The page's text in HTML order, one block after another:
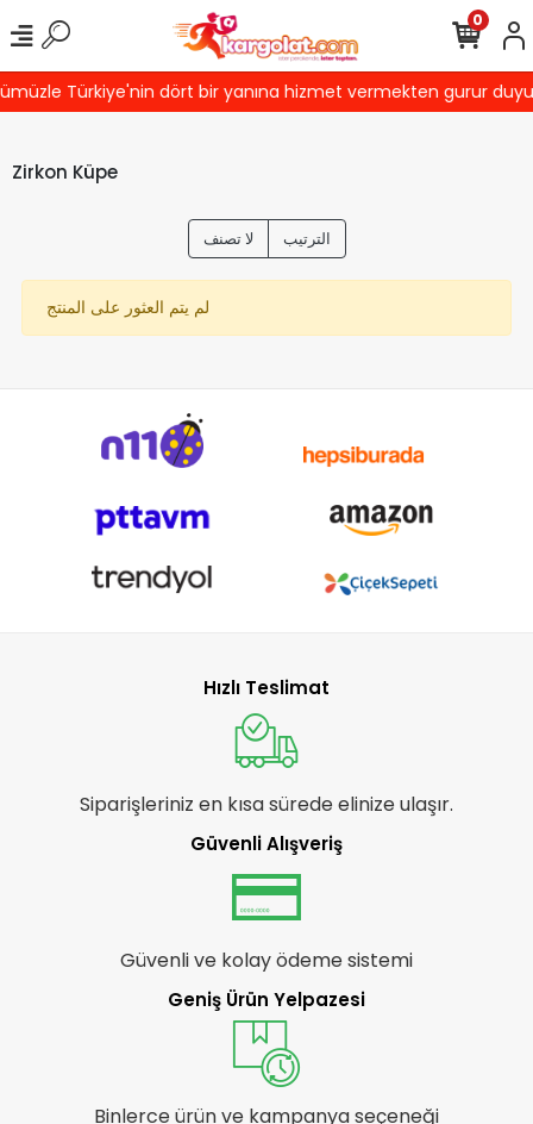
Türkiye'nin dört bir yanına hizmet vermekten gurur
0
Zirkon Küpe
لا تصنف الترتيب
لم يتم العثور على المنتج
Hızlı Teslimat
Siparişleriniz en kısa sürede elinize ulaşır.
Güvenli Alışveriş
Güvenli ve kolay ödeme sistemi
Geniş Ürün Yelpazesi
Binlerce ürün ve kampanya seçeneği